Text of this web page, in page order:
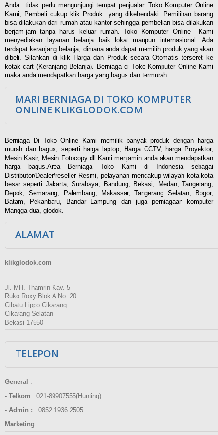
Anda tidak perlu mengunjungi tempat penjualan Toko Komputer Online
Kami, Pembeli cukup klik Produk yang dikehendaki. Pemilihan barang
bisa dilakukan dari rumah atau kantor sehingga pembelian bisa dilakukan
berjam-jam tanpa harus keluar rumah. Toko Komputer Online Kami
menyediakan layanan belanja baik lokal maupun internasional. Ada
terdapat keranjang belanja, dimana anda dapat memilih produk yang akan
dibeli. Silahkan di klik Harga dan Produk secara Otomatis terseret ke
kotak cart (Keranjang Belanja). Berniaga di Toko Komputer Online Kami
maka anda mendapatkan harga yang bagus dan termurah.
MARI BERNIAGA DI TOKO KOMPUTER
ONLINE KLIKGLODOK.COM
Berniaga Di Toko Online Kami memilik banyak produk dengan harga
murah dan bagus, seperti harga laptop, Harga CCTV, harga Proyektor,
Mesin Kasir, Mesin Fotocopy dll Kami menjamin anda akan mendapatkan
harga bagus.Area Berniaga Toko Kami di Indonesia sebagai
Distributor/Dealer/reseller Resmi, pelayanan mencakup wilayah kota-kota
besar seperti Jakarta, Surabaya, Bandung, Bekasi, Medan, Tangerang,
Depok, Semarang, Palembang, Makassar, Tangerang Selatan, Bogor,
Batam, Pekanbaru, Bandar Lampung dan juga perniagaan komputer
Mangga dua, glodok.
ALAMAT
klikglodok.com
Jl. MH. Thamrin Kav. 5
Ruko Roxy Blok A No. 20
Cibatu Lippo Cikarang
Cikarang Selatan
Bekasi 17550
TELEPON
General :
- Telkom : 021-89907555(Hunting)
- Admin : : 0852 1936 2505
Marketing :